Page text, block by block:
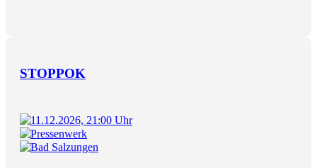
STOPPOK
11.12.2026, 21:00 Uhr
Pressenwerk
Bad Salzungen